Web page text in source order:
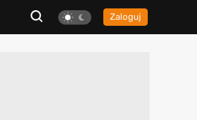
Zaloguj